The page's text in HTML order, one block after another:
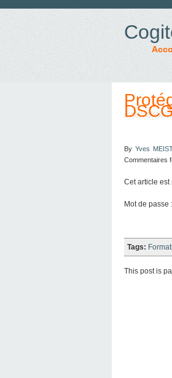
By Yves
Commentaires
Cet article est
Mot de passe :
Tags:
This post is